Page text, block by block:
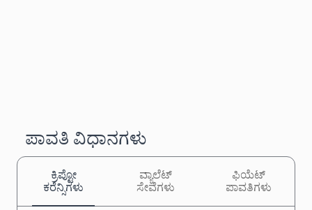
ಪಾವತಿ ವಿಧಾನಗಳು
ಕ್ರಿಪ್ಟೋ
ಕರೆನ್ಸಿಗಳು
ವ್ಯಾಲೆಟ್
ಸೇವೆಗಳು
ಫಿಯೆಟ್
ಪಾವತಿಗಳು